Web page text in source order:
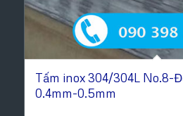
Tấm inox 304/304L No.8-
0.4mm-0.5mm